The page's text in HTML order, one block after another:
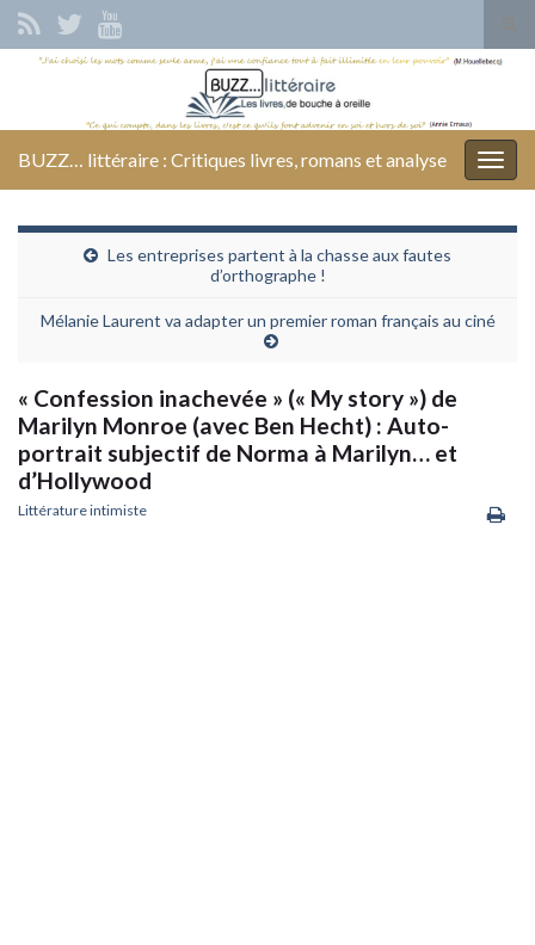
Search for:
BUZZ… littéraire : Critiques livres, romans et analyse
Les entreprises partent à la chasse aux fautes
d’orthographe !
Mélanie Laurent va adapter un premier roman français au ciné
« Confession inachevée » (« My story ») de
Marilyn Monroe (avec Ben Hecht) : Auto-
portrait subjectif de Norma à Marilyn… et
d’Hollywood
Littérature intimiste